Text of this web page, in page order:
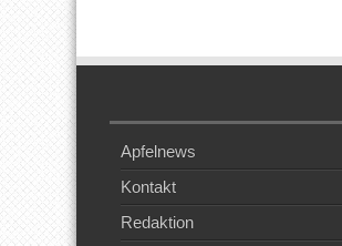
Apfelnews
Kontakt
Redaktion